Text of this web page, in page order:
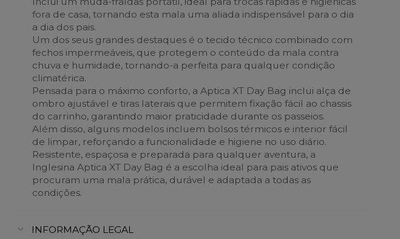
fora de casa, tornando esta mala uma aliada indispensável para o dia
a dia dos pais.
Um dos seus grandes destaques é o tecido técnico combinado com
fechos impermeáveis, que protegem o conteúdo da mala contra
chuva e humidade, tornando-a perfeita para qualquer condição
climatérica.
Pensada para o máximo conforto, a Aptica XT Day Bag inclui alça de
ombro ajustável e tiras laterais que permitem fixação fácil ao chassis
do carrinho, garantindo maior praticidade durante os passeios.
Além disso, alguns modelos incluem bolsos térmicos e interior fácil
de limpar, reforçando a funcionalidade e higiene no uso diário.
Resistente, espaçosa e preparada para qualquer aventura, a
Inglesina Aptica XT Day Bag é a escolha ideal para pais ativos que
procuram uma mala prática, durável e adaptada a todas as
condições.
INFORMAÇÃO LEGAL